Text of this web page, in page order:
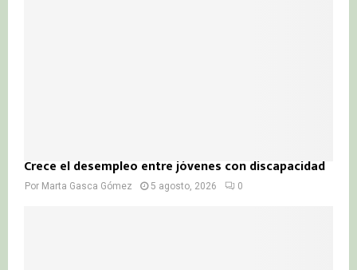
Crece el desempleo entre jóvenes con discapacidad
Por Marta Gasca Gómez 5 agosto, 2026 0